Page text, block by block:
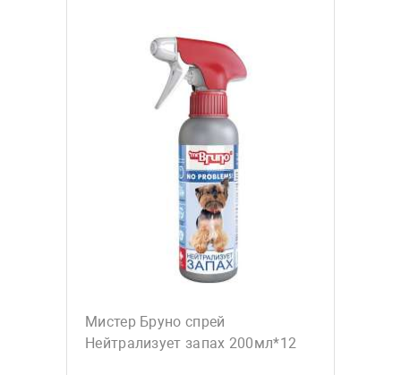
Мистер Бруно спрей
Нейтрализует запах 200мл*12